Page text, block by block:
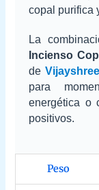
copal purifica
La
Incienso
de Vijayshree
para
energética o
positivos.
Peso